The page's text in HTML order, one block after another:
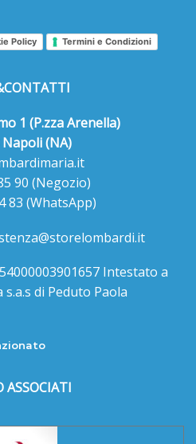
Policy Termini e Condizioni
1 (P.zza Arenella)
(NA)
90 (Negozio)
83 (WhatsApp)
Intestato a
di Peduto Paola
ASSOCIATI